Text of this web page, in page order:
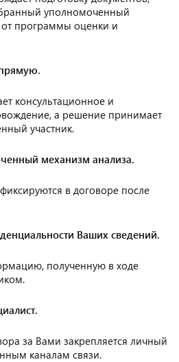
уполномоченный
от программы оценки и
консультационное и
а решение принимает
участник.
механизм анализа.
в договоре после
Ваших сведений.
полученную в ходе
за Вами закрепляется личный
каналам связи.